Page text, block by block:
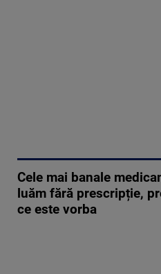
Cele mai banale
luăm fără prescripție,
ce este vorba